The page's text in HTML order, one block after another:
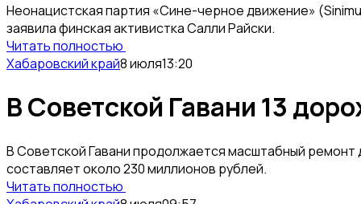
Неонацистская партия «Сине-черное движение»
заявила финская активистка Салли Райски.
Читать полностью
Хабаровский край8 июля13:20
В Советской Гавани 13
В Советской Гавани продолжается масштабный
составляет около 230 миллионов рублей.
Читать полностью